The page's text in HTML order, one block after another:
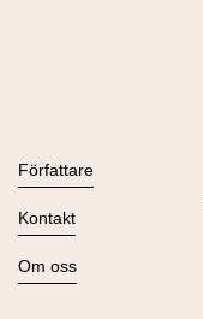
Alla böcker
Ljudböcker
Nyheter
Författare
Se alla
Kontakt
Kontakta oss
Press
Om oss